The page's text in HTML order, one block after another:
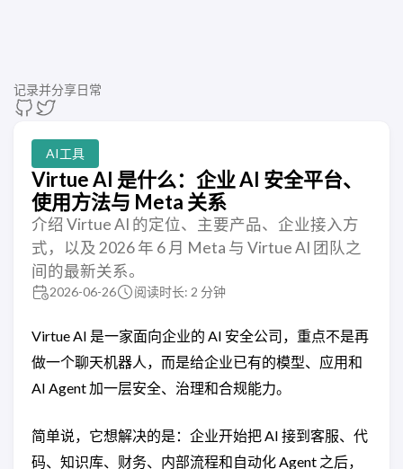
记录并分享日常
AI工具
Virtue AI 是什么：企业 AI 安全平台、
使用方法与 Meta 关系
介绍 Virtue AI 的定位、主要产品、企业接入方
式，以及 2026 年 6 月 Meta 与 Virtue AI 团队之
间的最新关系。
2026-06-26 阅读时长: 2 分钟
Virtue AI 是一家面向企业的 AI 安全公司，重点不是再
做一个聊天机器人，而是给企业已有的模型、应用和
AI Agent 加一层安全、治理和合规能力。
简单说，它想解决的是：企业开始把 AI 接到客服、代
码、知识库、财务、内部流程和自动化 Agent 之后，